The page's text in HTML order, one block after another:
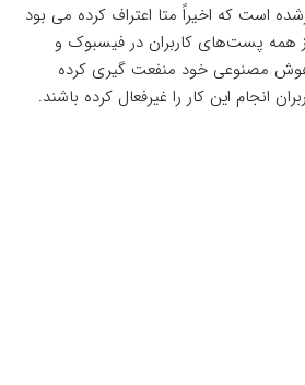
است که اخیراً متا اعتراف کرده می بود
تا بحال از همه پست‌های کاربران در فیسبوک و
هوش مصنوعی خود منفعت گیری کرده
انجام این کار را غیرفعال کرده باشند.